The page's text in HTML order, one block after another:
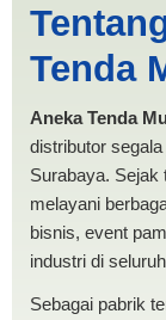
ANEKA
Tenda
Aneka Tenda
distributor
Surabaya. Sejak
melayani
bisnis, event
industri di
Sebagai pabrik